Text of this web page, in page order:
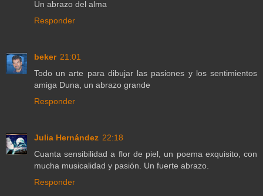
Un abrazo del alma
Responder
beker 21:01
Todo un arte para dibujar las pasiones y los sentimientos
amiga Duna, un abrazo grande
Responder
Julia Hernández 22:18
Cuanta sensibilidad a flor de piel, un poema exquisito, con
mucha musicalidad y pasión. Un fuerte abrazo.
Responder